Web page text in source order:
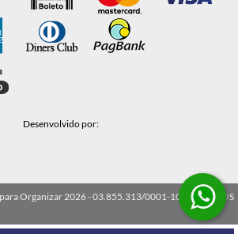
Desenvolvido por:
Organizar 2026 - 03.855.313/0001-10 - TODOS OS